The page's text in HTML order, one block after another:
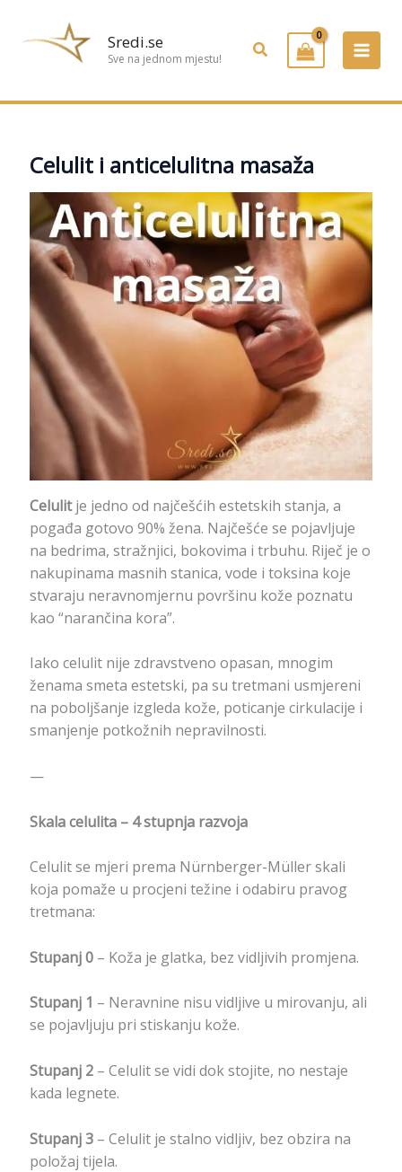
Sredi.se
Sve na jednom mjestu! Pretraživanje
Celulit i anticelulitna masaža
Celulitje jedno od najčešćih estetskih stanja, a
pogađa gotovo 90% žena. Najčešće se pojavljuje
na bedrima, stražnjici, bokovima i trbuhu. Riječ je o
nakupinama masnih stanica, vode i toksina koje
stvaraju neravnomjernu površinu kože poznatu
kao “narančina kora”.
Iako celulit nije zdravstveno opasan, mnogim
ženama smeta estetski, pa su tretmani usmjereni
na poboljšanje izgleda kože, poticanje cirkulacije i
smanjenje potkožnih nepravilnosti.
—
Skala celulita – 4 stupnja razvoja
Celulit se mjeri prema Nürnberger-Müller skali
koja pomaže u procjeni težine i odabiru pravog
tretmana:
Stupanj 0– Koža je glatka, bez vidljivih promjena.
Stupanj 1 – Neravnine nisu vidljive u mirovanju, ali
se pojavljuju pri stiskanju kože.
Stupanj 2– Celulit se vidi dok stojite, no nestaje
kada legnete.
Stupanj 3– Celulit je stalno vidljiv, bez obzira na
položaj tijela.